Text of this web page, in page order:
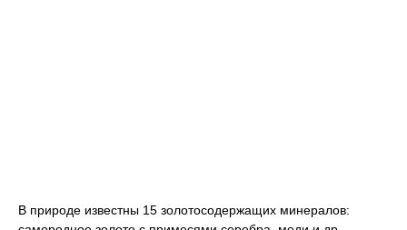
В природе известны 15 золотосодержащих минералов: